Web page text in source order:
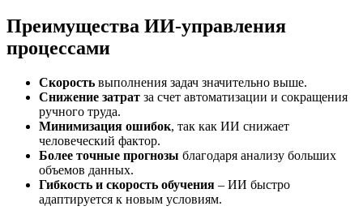
Преимущества ИИ-управления
процессами
Скорость выполнения задач значительно выше.
Снижение затрат за счет автоматизации и сокращения
ручного труда.
Минимизация ошибок, так как ИИ снижает
человеческий фактор.
Более точные прогнозы благодаря анализу больших
объемов данных.
Гибкость и скорость обучения – ИИ быстро
адаптируется к новым условиям.